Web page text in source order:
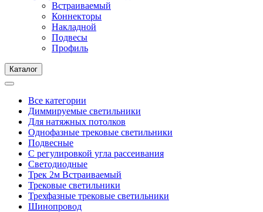
Встраиваемый
Коннекторы
Накладной
Подвесы
Профиль
Каталог
Все категории
Диммируемые светильники
Для натяжных потолков
Однофазные трековые светильники
Подвесные
С регулировкой угла рассеивания
Светодиодные
Трек 2м Встраиваемый
Трековые светильники
Трехфазные трековые светильники
Шинопровод